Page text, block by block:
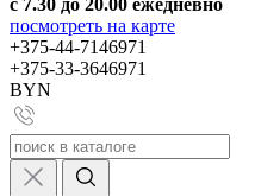
с 7.30 до 20.00 ежедневно
посмотреть на карте
+375-44-7146971
+375-33-3646971
BYN